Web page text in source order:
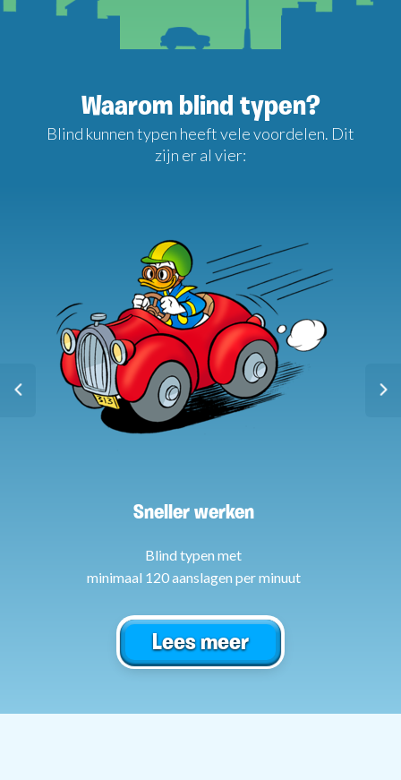
Waarom blind typen?
Blind kunnen typen heeft vele voordelen. Dit
zijn er al vier:
Sneller werken
Blind typen met
minimaal 120 aanslagen per minuut
Lees meer